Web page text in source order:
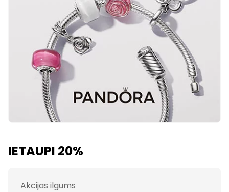
IETAUPI 20%
Akcijas ilgums